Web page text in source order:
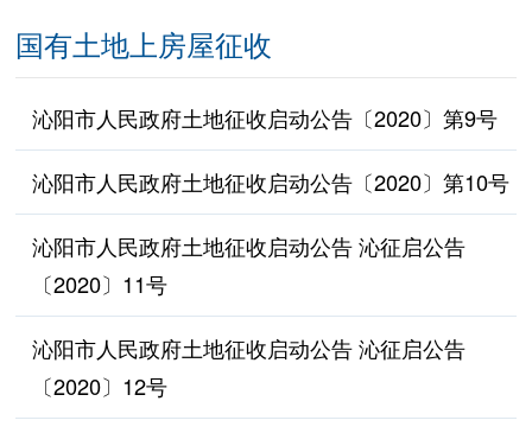
国有土地上房屋征收
沁阳市人民政府土地征收启动公告〔2020〕第9号
沁阳市人民政府土地征收启动公告〔2020〕第10号
沁阳市人民政府土地征收启动公告 沁征启公告
〔2020〕11号
沁阳市人民政府土地征收启动公告 沁征启公告
〔2020〕12号